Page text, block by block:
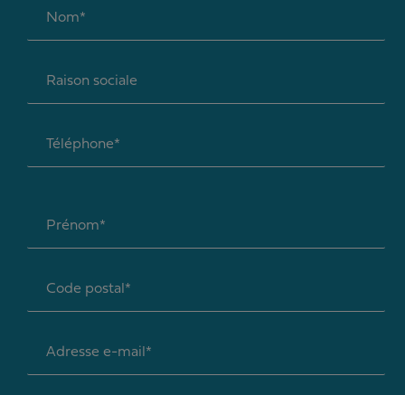
Nom*
Raison sociale
Téléphone*
Prénom*
Code postal*
Adresse e-mail*